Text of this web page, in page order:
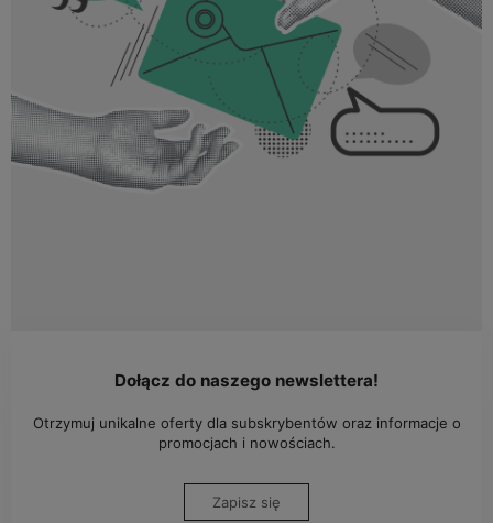
Dołącz do naszego newslettera!
Otrzymuj unikalne oferty dla subskrybentów oraz informacje o
promocjach i nowościach.
Zapisz się